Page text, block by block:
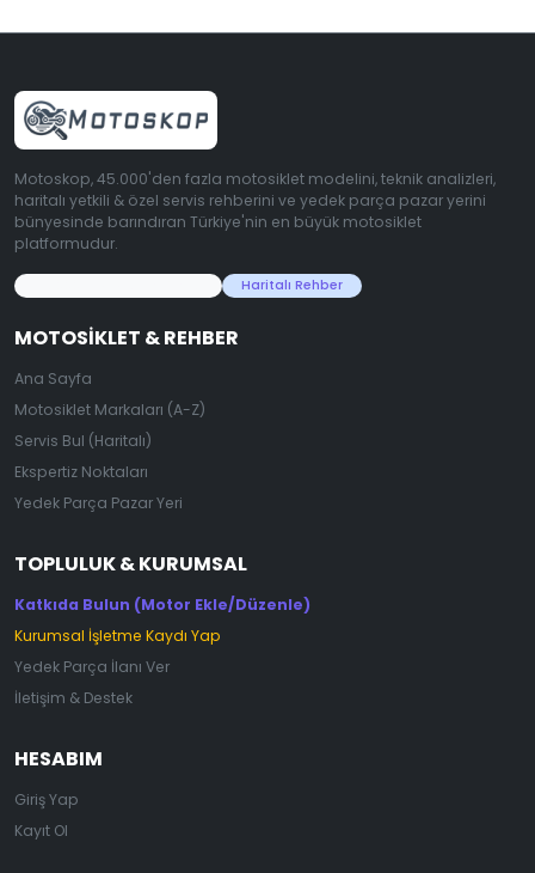
Motoskop, 45.000'den fazla motosiklet modelini, teknik analizleri,
haritalı yetkili & özel servis rehberini ve yedek parça pazar yerini
bünyesinde barındıran Türkiye'nin en büyük motosiklet
platformudur.
Haritalı Rehber
MOTOSIKLET & REHBER
Ana Sayfa
Motosiklet Markaları (A-Z)
Servis Bul (Haritalı)
Ekspertiz Noktaları
Yedek Parça Pazar Yeri
TOPLULUK & KURUMSAL
Katkıda Bulun (Motor Ekle/Düzenle)
Kurumsal İşletme Kaydı Yap
Yedek Parça İlanı Ver
İletişim & Destek
HESABIM
Giriş Yap
Kayıt Ol